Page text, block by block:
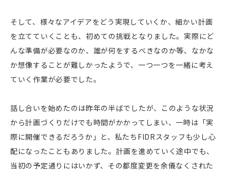
そして、様々なアイデアをどう実現していくか、細かい計画
を立てていくことも、初めての挑戦となりました。実際にど
んな準備が必要なのか、誰が何をするべきなのか等、なかな
か想像することが難しかったようで、一つ一つを一緒に考え
ていく作業が必要でした。
話し合いを始めたのは昨年の半ばでしたが、このような状況
から計画づくりだけでも時間がかかってしまい、一時は「実
際に開催できるだろうか」と、私たちFIDRスタッフも少し心
配になったこともありました。計画を進めていく途中でも、
当初の予定通りにはいかず、その都度変更を余儀なくされた